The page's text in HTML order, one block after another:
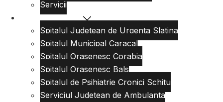
Servicii
Reteaua sanitara
Spitalul Judetean de Urgenta Slatina
Spitalul Municipal Caracal
Spitalul Orasenesc Corabia
Spitalul Orasenesc Bals
Spitalul de Psihiatrie Cronici Schitu
Serviciul Judetean de Ambulanta